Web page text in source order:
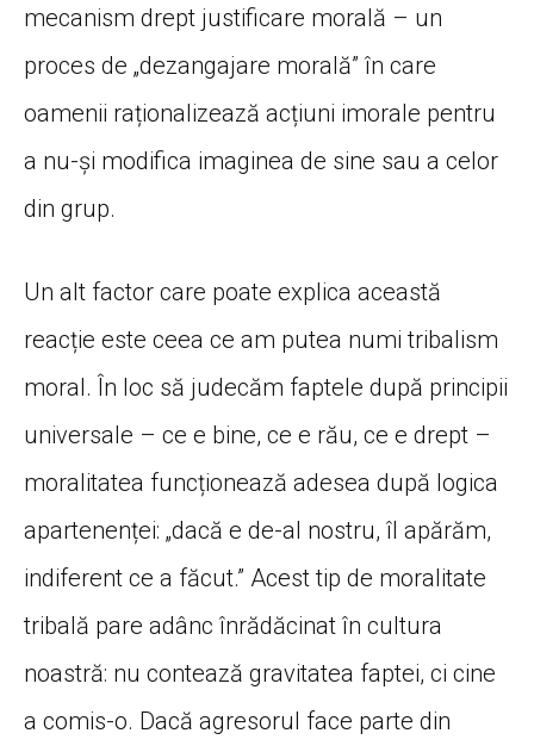
mecanism drept justificare morală – un
proces de „dezangajare morală” în care
oamenii raționalizează acțiuni imorale pentru
a nu-și modifica imaginea de sine sau a celor
din grup.
Un alt factor care poate explica această
reacție este ceea ce am putea numi tribalism
moral. În loc să judecăm faptele după principii
universale – ce e bine, ce e rău, ce e drept –
moralitatea funcționează adesea după logica
apartenenței: „dacă e de-al nostru, îl apărăm,
indiferent ce a făcut.” Acest tip de moralitate
tribală pare adânc înrădăcinat în cultura
noastră: nu contează gravitatea faptei, ci cine
a comis-o. Dacă agresorul face parte din